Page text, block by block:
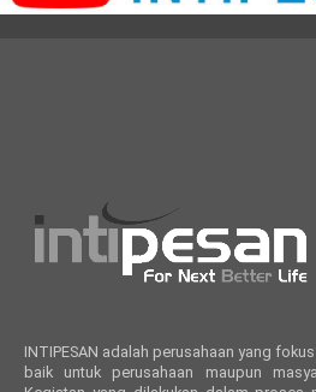
INTIPESAN adalah perusahaan yang
baik untuk perusahaan maupun